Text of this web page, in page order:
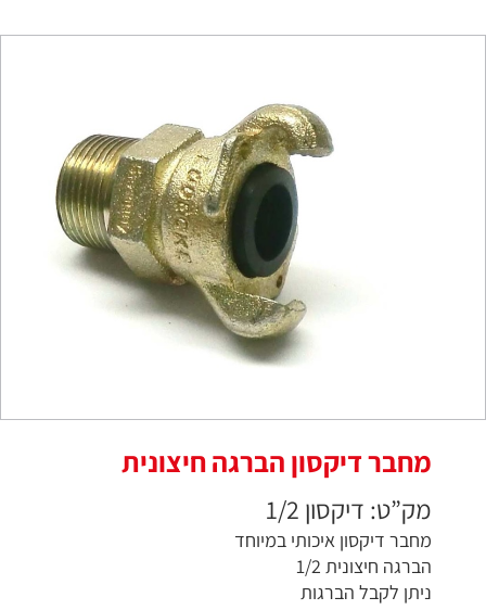
מחבר דיקסון הברגה חיצונית
מק”ט: דיקסון 1/2
מחבר דיקסון איכותי במיוחד
הברגה חיצונית 1/2
ניתן לקבל הברגות